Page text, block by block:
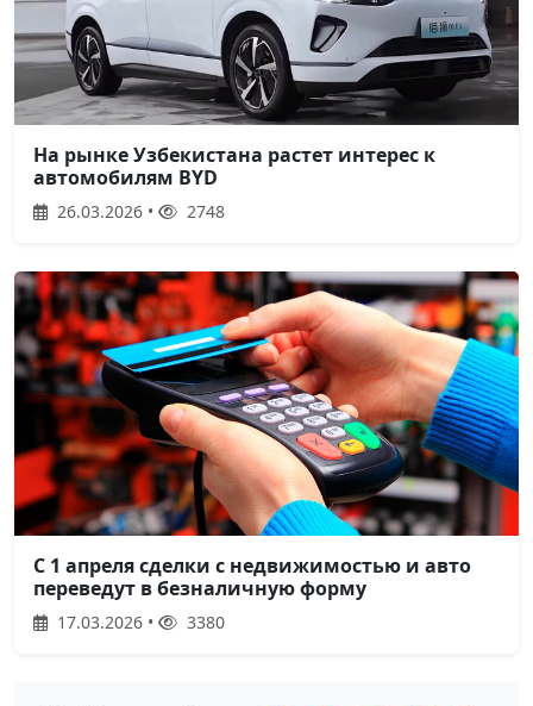
На рынке Узбекистана растет интерес к
автомобилям BYD
26.03.2026 • 2748
С 1 апреля сделки с недвижимостью и авто
переведут в безналичную форму
17.03.2026 • 3380